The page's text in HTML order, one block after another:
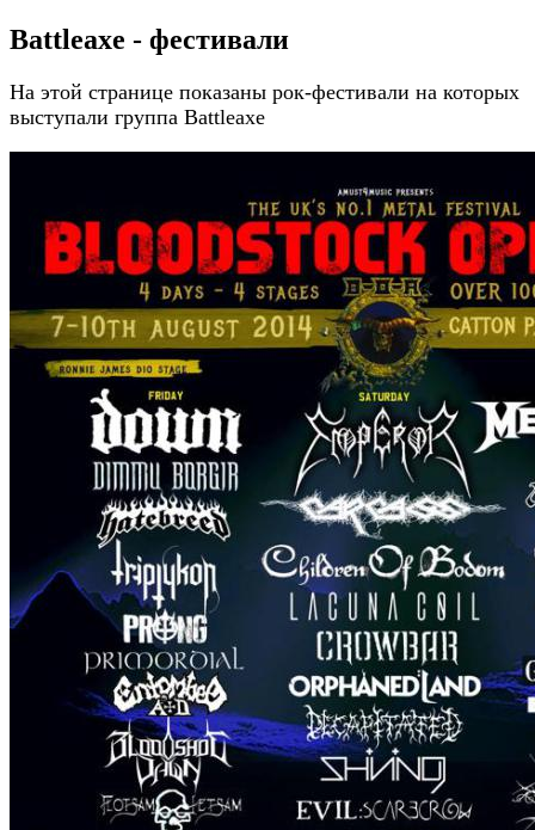
Battleaxe - фестивали
На этой странице показаны рок-фестивали на которых
выступали группа Battleaxe